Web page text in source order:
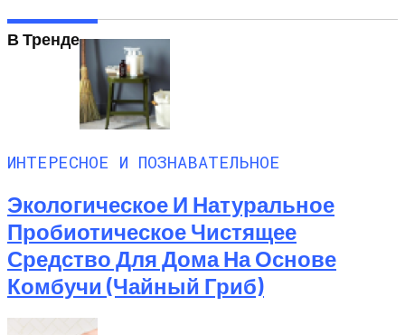
В Тренде
ИНТЕРЕСНОЕ И ПОЗНАВАТЕЛЬНОЕ
Экологическое И Натуральное
Пробиотическое Чистящее
Средство Для Дома На Основе
Комбучи (чайный Гриб)